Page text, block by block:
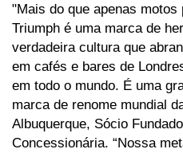
"Mais do que apenas
Triumph é uma marca de
verdadeira cultura que
em cafés e bares de
em todo o mundo. É uma
marca de renome mundial
Albuquerque, Sócio
Concessionária. “Nossa